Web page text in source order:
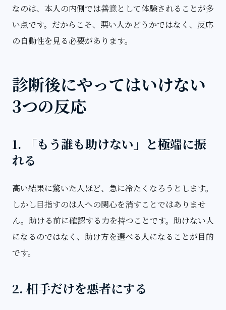
なのは、本人の内側では善意として体験されることが多
い点です。だからこそ、悪い人かどうかではなく、反応
の自動性を見る必要があります。
診断後にやってはいけない
3つの反応
1. 「もう誰も助けない」と極端に振
れる
高い結果に驚いた人ほど、急に冷たくなろうとします。
しかし目指すのは人への関心を消すことではありませ
ん。助ける前に確認する力を持つことです。助けない人
になるのではなく、助け方を選べる人になることが目的
です。
2. 相手だけを悪者にする